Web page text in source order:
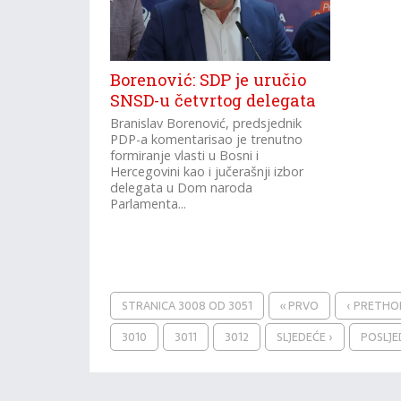
Borenović: SDP je uručio
SNSD-u četvrtog delegata
Branislav Borenović, predsjednik
PDP-a komentarisao je trenutno
formiranje vlasti u Bosni i
Hercegovini kao i jučerašnji izbor
delegata u Dom naroda
Parlamenta...
STRANICA 3008 OD 3051 « PRVO ‹
3010
3011 3012 SLJEDEĆE ›